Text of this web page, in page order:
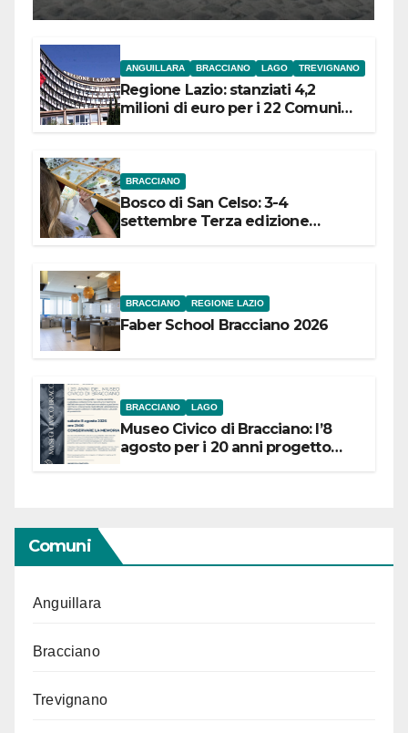
ANGUILLARA BRACCIANO LAGO TREVIGNANO
Regione Lazio: stanziati 4,2
milioni di euro per i 22 Comuni
BRACCIANO
Bosco di San Celso: 3-4
settembre Terza edizione
BRACCIANO REGIONE LAZIO
Faber School Bracciano 2026
BRACCIANO LAGO
Museo Civico di Bracciano: l’8
agosto per i 20 anni progetto
Comuni
Anguillara
Bracciano
Trevignano